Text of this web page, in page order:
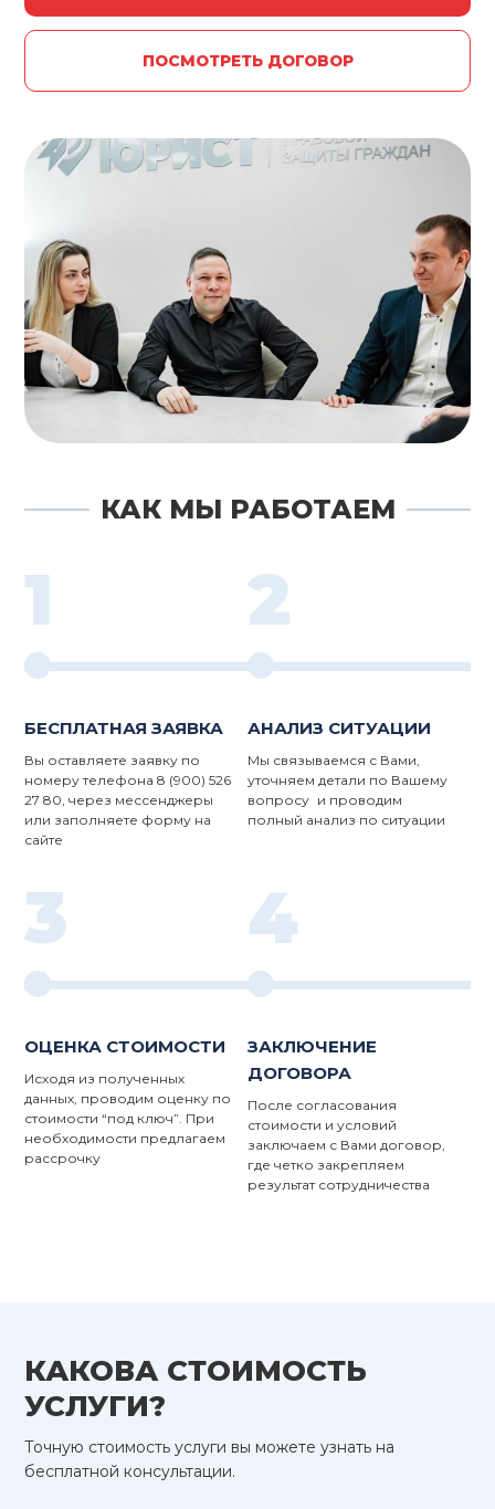
ПОСМОТРЕТЬ ДОГОВОР
КАК МЫ РАБОТАЕМ
1
БЕСПЛАТНАЯ ЗАЯВКА
Вы оставляете заявку по
номеру телефона 8 (900) 526
27 80, через мессенджеры
или заполняете форму на
сайте
2
АНАЛИЗ СИТУАЦИИ
Мы связываемся с Вами,
уточняем детали по Вашему
вопросу и проводим
полный анализ по ситуации
3
ОЦЕНКА СТОИМОСТИ
Исходя из полученных
данных, проводим оценку по
стоимости “под ключ”. При
необходимости предлагаем
рассрочку
4
ЗАКЛЮЧЕНИЕ
ДОГОВОРА
После согласования
стоимости и условий
заключаем с Вами договор,
где четко закрепляем
результат сотрудничества
КАКОВА СТОИМОСТЬ
УСЛУГИ?
Точную стоимость услуги вы можете узнать на
бесплатной консультации.